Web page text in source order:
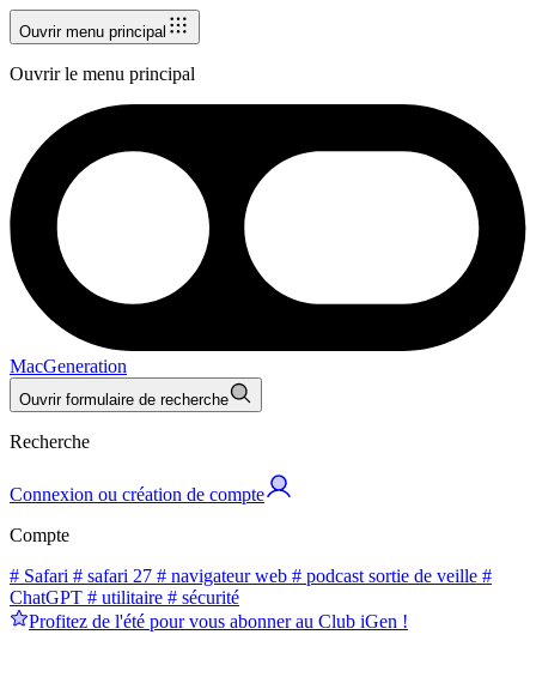
Ouvrir menu principal
Ouvrir le menu principal
MacGeneration
Ouvrir formulaire de recherche
Recherche
Connexion ou création de compte
Compte
# Safari # safari 27 # navigateur web # podcast sortie de veille #
ChatGPT # utilitaire # sécurité
Profitez de l'été pour vous abonner au Club iGen !